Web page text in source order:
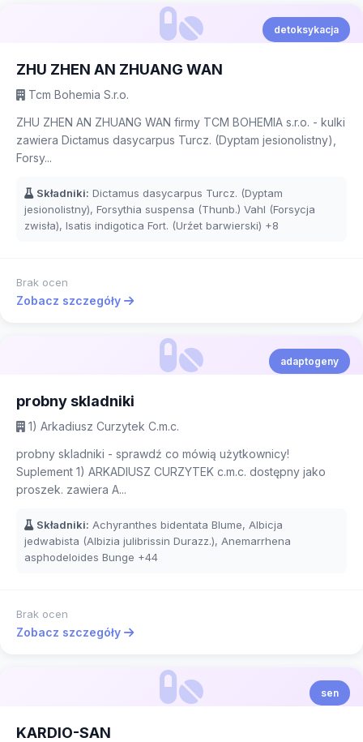
detoksykacja
ZHU ZHEN AN ZHUANG WAN
Tcm Bohemia S.r.o.
ZHU ZHEN AN ZHUANG WAN firmy TCM BOHEMIA s.r.o. - kulki
zawiera Dictamus dasycarpus Turcz. (Dyptam jesionolistny),
Forsy...
Składniki: Dictamus dasycarpus Turcz. (Dyptam
jesionolistny), Forsythia suspensa (Thunb.) Vahl (Forsycja
zwisła), Isatis indigotica Fort. (Urźet barwierski) +8
Brak ocen
Zobacz szczegóły
adaptogeny
probny skladniki
1) Arkadiusz Curzytek C.m.c.
probny skladniki - sprawdź co mówią użytkownicy!
Suplement 1) ARKADIUSZ CURZYTEK c.m.c. dostępny jako
proszek. zawiera A...
Składniki: Achyranthes bidentata Blume, Albicja
jedwabista (Albizia julibrissin Durazz.), Anemarrhena
asphodeloides Bunge +44
Brak ocen
Zobacz szczegóły
sen
KARDIO-SAN